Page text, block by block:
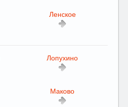
Ленское
Лопухино
Маково